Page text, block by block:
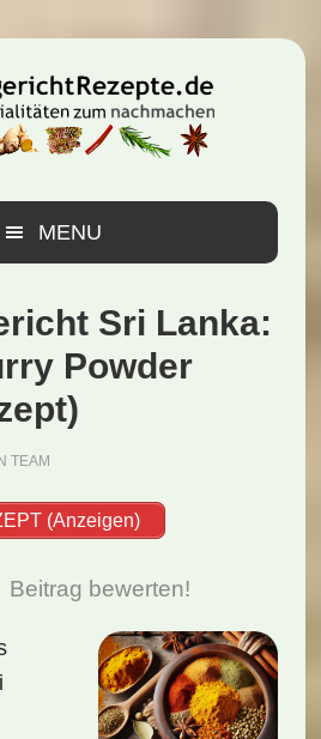
MENU
Sri Lanka:
Powder
TEAM
(Anzeigen)
Beitrag bewerten!